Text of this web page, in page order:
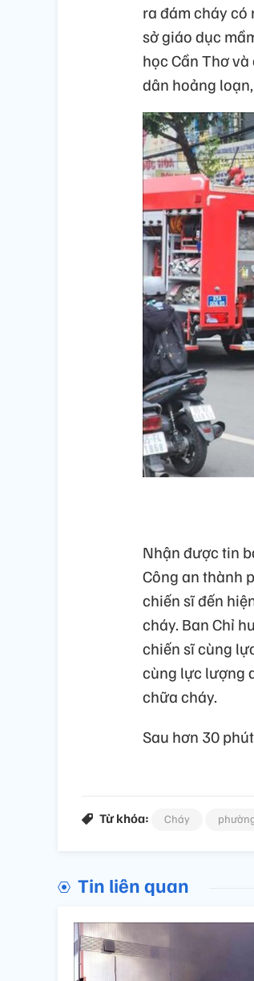
ra đám cháy có
sở giáo dục
học Cần Thơ
dân hoảng
Nhận được tin
Công an thành
chiến sĩ đến
cháy. Ban Chỉ
chiến sĩ cùng
cùng lực lượng
chữa cháy.
Sau hơn 30
Từ khóa: Cháy
Tin liên quan